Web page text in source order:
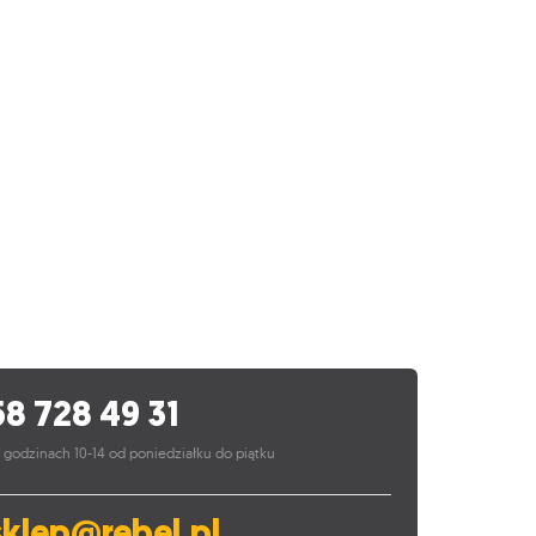
728 49 31
godzinach 10-14 od poniedziałku do piątku